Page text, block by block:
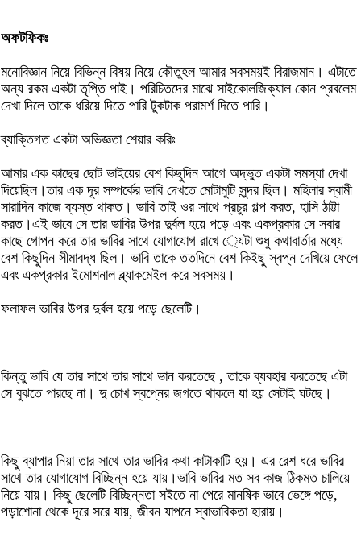
অফটফিকঃ
মনোবিজ্ঞান নিয়ে বিভিন্ন বিষয় নিয়ে কৌতুহল আমার সবসময়ই বিরাজমান। এটাতে
অন্য রকম একটা তৃপ্তি পাই। পরিচিতদের মাঝে সাইকোলজিক্যাল কোন প্রবলেম
দেখা দিলে তাকে ধরিয়ে দিতে পারি টুকটাক পরামর্শ দিতে পারি।
ব্যাক্তিগত একটা অভিজ্ঞতা শেয়ার করিঃ
আমার এক কাছের ছোট ভাইয়ের বেশ কিছুদিন আগে অদ্ভুত একটা সমস্যা দেখা
দিয়েছিল।তার এক দূর সম্পর্কের ভাবি দেখতে মোটামুটি সুন্দর ছিল। মহিলার স্বামী
সারাদিন কাজে ব্যস্ত থাকত। ভাবি তাই ওর সাথে প্রচুর গল্প করত, হাসি ঠাট্টা
করত।এই ভাবে সে তার ভাবির উপর দুর্বল হয়ে পড়ে এবং একপ্রকার সে সবার
কাছে গোপন করে তার ভাবির সাথে যোগাযোগ রাখে ্যেটা শুধু কথাবার্তার মধ্যে
বেশ কিছুদিন সীমাবদ্ধ ছিল। ভাবি তাকে ততদিনে বেশ কিইছু স্বপ্ন দেখিয়ে ফেলে
এবং একপ্রকার ইমোশনাল ব্ল্যাকমেইল করে সবসময়।
ফলাফল ভাবির উপর দুর্বল হয়ে পড়ে ছেলেটি।
কিন্তু ভাবি যে তার সাথে তার সাথে ভান করতেছে , তাকে ব্যবহার করতেছে এটা
সে বুঝতে পারছে না। দু চোখ স্বপ্নের জগতে থাকলে যা হয় সেটাই ঘটছে।
কিছু ব্যাপার নিয়া তার সাথে তার ভাবির কথা কাটাকাটি হয়। এর রেশ ধরে ভাবির
সাথে তার যোগাযোগ বিচ্ছিন্ন হয়ে যায়।ভাবি ভাবির মত সব কাজ ঠিকমত চালিয়ে
নিয়ে যায়। কিছু ছেলেটি বিচ্ছিন্নতা সইতে না পেরে মানষিক ভাবে ভেঙ্গে পড়ে,
পড়াশোনা থেকে দূরে সরে যায়, জীবন যাপনে স্বাভাবিকতা হারায়।